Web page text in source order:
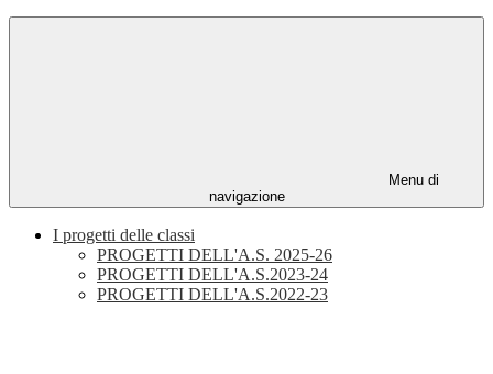
Menu di
navigazione
I progetti delle classi
PROGETTI DELL'A.S. 2025-26
PROGETTI DELL'A.S.2023-24
PROGETTI DELL'A.S.2022-23